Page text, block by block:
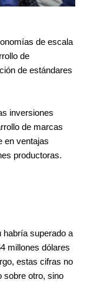
de escala
de
de estándares
inversiones
de marcas
en ventajas
productoras.
habría superado a
millones dólares
estas cifras no
sobre otro, sino